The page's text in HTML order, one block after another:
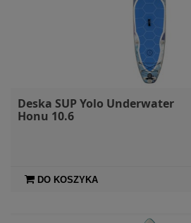
Deska SUP Yolo Underwater
Honu 10.6
DO KOSZYKA